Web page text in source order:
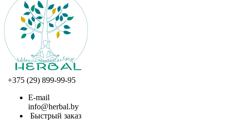
+375 (29) 899-99-95
E-mail
info@herbal.by
Быстрый заказ